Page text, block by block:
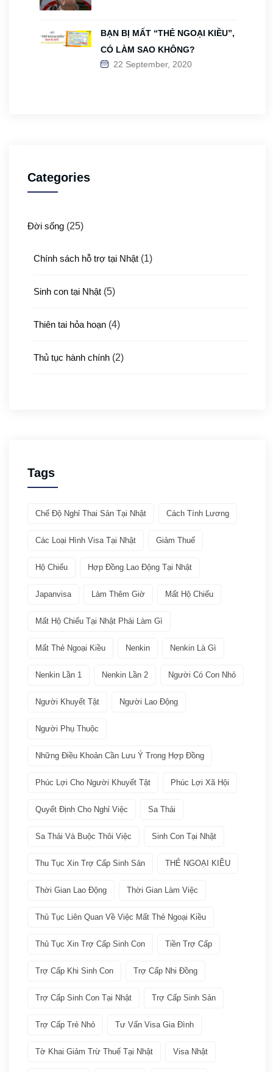
BẠN BỊ MẤT “THẺ NGOẠI KIỀU”,
CÓ LÀM SAO KHÔNG?
22 September, 2020
Categories
Đời sống (25)
Chính sách hỗ trợ tại Nhật (1)
Sinh con tại Nhật (5)
Thiên tai hỏa hoạn (4)
Thủ tục hành chính (2)
Văn hóa & Du lịch
Việc làm
Bảo hiểm(2)
Các ngành nghề quay lại Tokutei Gino(1)
Nenkin (3)
Phúc lợi xã hội(2)
Các loại visa Nhật
Dịch vụ VISA ATTO(36)
Đoàn tụ gia đình(6)
Làm việc tai Nhật(12)
Tags
Chế Độ Nghỉ Thai Sản Tại Nhật Cách Tính Lương
Các Loại Hình Visa Tại Nhật Giảm Thuế
Hộ Chiếu Hợp Đồng Lao Động Tại Nhật
Japanvisa Làm Thêm Giờ Mất Hộ Chiếu
Mất Hộ Chiếu Tại Nhật Phải Làm Gì
Mất Thẻ Ngoại Kiều Nenkin Nenkin Là Gì
Nenkin Lần 1 Nenkin Lần 2 Người Có Con Nhỏ
Người Khuyết Tật Người Lao Động
Người Phụ Thuộc
Những Điều Khoản Cần Lưu Ý Trong Hợp Đồng
Phúc Lợi Cho Người Khuyết Tật Phúc Lợi Xã Hội
Quyết Định Cho Nghỉ Việc Sa Thải
Sa Thải Và Buộc Thôi Việc Sinh Con Tại Nhật
Thu Tục Xin Trợ Cấp Sinh Sản THẺ NGOẠI KIỀU
Thời Gian Lao Động Thời Gian Làm Việc
Thủ Tục Liên Quan Về Việc Mất Thẻ Ngoại Kiều
Thủ Tục Xin Trợ Cấp Sinh Con Tiền Trợ Cấp
Trợ Cấp Khi Sinh Con Trợ Cấp Nhi Đồng
Trợ Cấp Sinh Con Tại Nhật Trợ Cấp Sinh Sản
Trợ Cấp Trẻ Nhỏ Tư Vấn Visa Gia Đình
Tờ Khai Giảm Trừ Thuế Tại Nhật Visa Nhật